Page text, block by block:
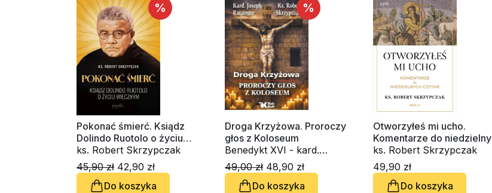
%
Pokonać śmierć. Ksiądz
Dolindo Ruotolo o życiu
wiecznym
ks. Robert Skrzypczak
45,90 zł 42,90 zł
Do koszyka
%
Droga Krzyżowa. Proroczy
głos z Koloseum
Benedykt XVI - kard.
Joseph Ratzinger, ks.
Robert Skrzypczak
49,00 zł 48,90 zł
Do koszyka
Otworzyłeś mi ucho.
Komentarze do
czytań. Rok A
ks. Robert Skrzypczak
49,90 zł
Do koszyka